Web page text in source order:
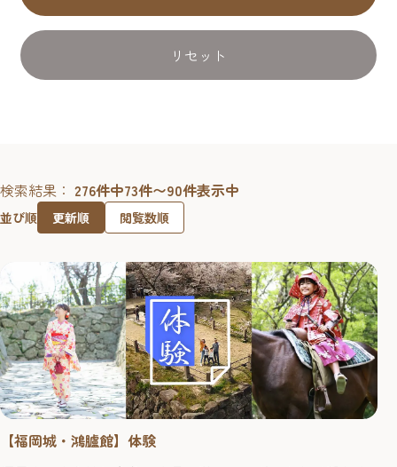
リセット
検索結果： 276件中73件〜90件表示中
並び順 更新順 閲覧数順
【福岡城・鴻臚館】体験